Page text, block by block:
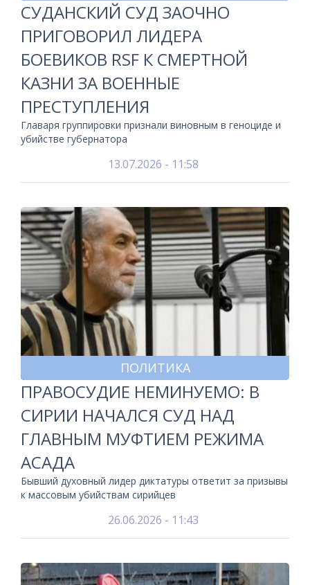
СУДАНСКИЙ СУД ЗАОЧНО
ПРИГОВОРИЛ ЛИДЕРА
БОЕВИКОВ RSF К СМЕРТНОЙ
КАЗНИ ЗА ВОЕННЫЕ
ПРЕСТУПЛЕНИЯ
Главаря группировки признали виновным в геноциде и
убийстве губернатора
13.07.2026 - 11:58
ПОЛИТИКА
ПРАВОСУДИЕ НЕМИНУЕМО: В
СИРИИ НАЧАЛСЯ СУД НАД
ГЛАВНЫМ МУФТИЕМ РЕЖИМА
АСАДА
Бывший духовный лидер диктатуры ответит за призывы
к массовым убийствам сирийцев
26.06.2026 - 11:43